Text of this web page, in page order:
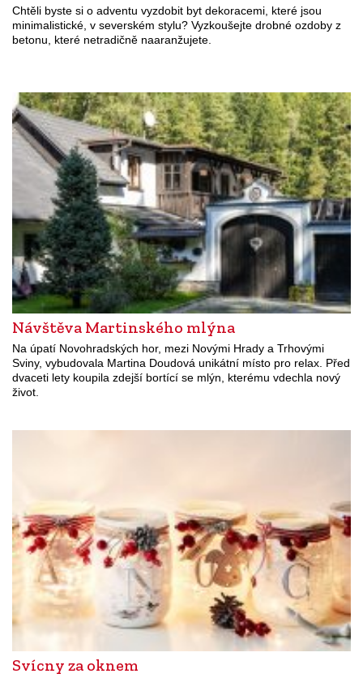
Chtěli byste si o adventu vyzdobit byt dekoracemi, které jsou
minimalistické, v severském stylu? Vyzkoušejte drobné ozdoby z
betonu, které netradičně naaranžujete.
Návštěva Martinského mlýna
Na úpatí Novohradských hor, mezi Novými Hrady a Trhovými
Sviny, vybudovala Martina Doudová unikátní místo pro relax. Před
dvaceti lety koupila zdejší bortící se mlýn, kterému vdechla nový
život.
Svícny za oknem